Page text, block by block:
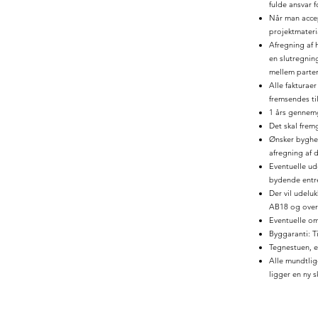
fulde ansvar
Når man
Afregning af
en
mellem
Alle
fremsendes
1 års
Det skal
Ønsker
afregning af
Eventuelle
bydende
Der vil
AB18 og
Eventuelle
Byggaranti:
Tegnestuen,
Alle
ligger en ny